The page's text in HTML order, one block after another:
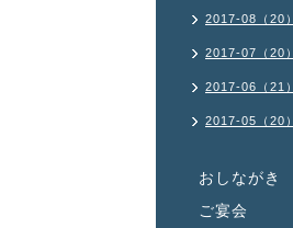
2017-08（20）
2017-07（20）
2017-06（21）
2017-05（20）
おしながき
ご宴会